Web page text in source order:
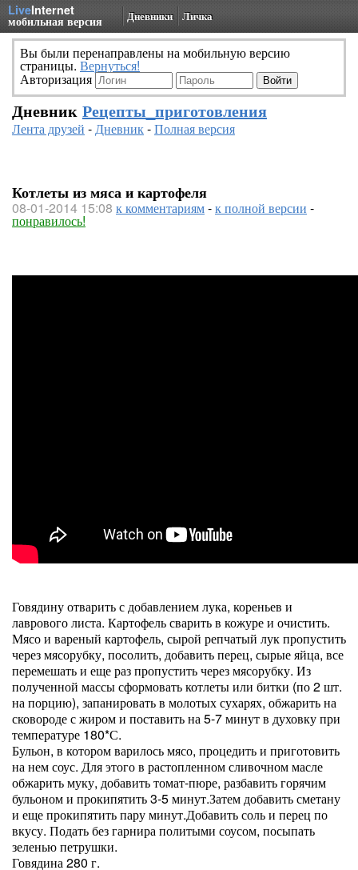
LiveInternet
мобильная версия Дневники Личка
Вы были перенаправлены на мобильную версию
страницы. Вернуться!
Авторизация
Дневник Рецепты_приготовления
Лента друзей -Дневник-Полная версия
Котлеты из мяса и картофеля
08-01-2014 15:08 к комментариям-к полной версии -
понравилось!
Говядину отварить с добавлением лука, кореньев и
лаврового листа. Картофель сварить в кожуре и очистить.
Мясо и вареный картофель, сырой репчатый лук пропустить
через мясорубку, посолить, добавить перец, сырые яйца, все
перемешать и еще раз пропустить через мясорубку. Из
полученной массы сформовать котлеты или битки (по 2 шт.
на порцию), запанировать в молотых сухарях, обжарить на
сковороде с жиром и поставить на 5-7 минут в духовку при
температуре 180*С.
Бульон, в котором варилось мясо, процедить и приготовить
на нем соус. Для этого в растопленном сливочном масле
обжарить муку, добавить томат-пюре, разбавить горячим
бульоном и прокипятить 3-5 минут.Затем добавить сметану
и еще прокипятить пару минут.Добавить соль и перец по
вкусу. Подать без гарнира политыми соусом, посыпать
зеленью петрушки.
Говядина 280 г.